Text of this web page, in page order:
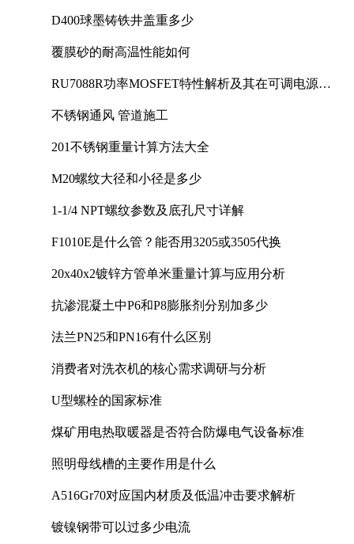
D400球墨铸铁井盖重多少
覆膜砂的耐高温性能如何
RU7088R功率MOSFET特性解析及其在可调电源设
不锈钢通风 管道施工
201不锈钢重量计算方法大全
M20螺纹大径和小径是多少
1-1/4 NPT螺纹参数及底孔尺寸详解
F1010E是什么管？能否用3205或3505代换
20x40x2镀锌方管单米重量计算与应用分析
抗渗混凝土中P6和P8膨胀剂分别加多少
法兰PN25和PN16有什么区别
消费者对洗衣机的核心需求调研与分析
U型螺栓的国家标准
煤矿用电热取暖器是否符合防爆电气设备标准
照明母线槽的主要作用是什么
A516Gr70对应国内材质及低温冲击要求解析
镀镍钢带可以过多少电流